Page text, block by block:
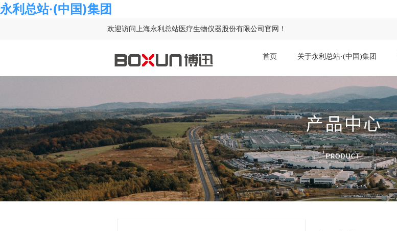
永利总站·(中国)集团
欢迎访问上海永利总站医疗生物仪器股份有限公司官网！
首页 关于永利总站·(中国)集团